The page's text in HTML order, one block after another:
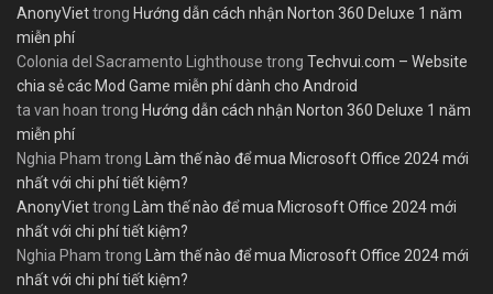
AnonyViettrong Hướng dẫn cách nhận Norton 360 Deluxe 1 năm
miễn phí
Colonia del Sacramento Lighthouse trong Techvui.com – Website
chia sẻ các Mod Game miễn phí dành cho Android
ta van hoan trong Hướng dẫn cách nhận Norton 360 Deluxe 1 năm
miễn phí
Nghia Pham trong Làm thế nào để mua Microsoft Office 2024 mới
nhất với chi phí tiết kiệm?
AnonyViettrong Làm thế nào để mua Microsoft Office 2024 mới
nhất với chi phí tiết kiệm?
Nghia Pham trong Làm thế nào để mua Microsoft Office 2024 mới
nhất với chi phí tiết kiệm?